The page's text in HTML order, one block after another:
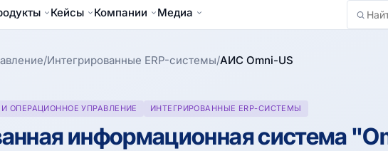
Кейсы Компании Медиа
Найти
/Интегрированные ERP-системы/АИС Omni-US
И ОПЕРАЦИОННОЕ УПРАВЛЕНИЕ ИНТЕГРИРОВАННЫЕ ERP-СИСТЕМЫ
информационная система